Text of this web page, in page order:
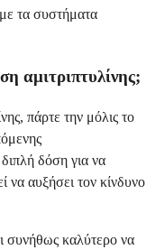
τα συστήματα
αμιτριπτυλίνης;
πάρτε την μόλις το
δόση για να
αυξήσει τον κίνδυνο
συνήθως καλύτερο να